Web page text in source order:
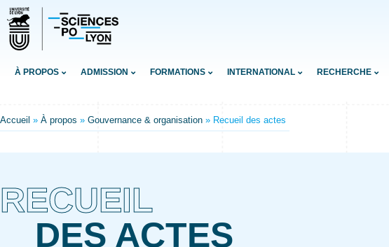
À PROPOS ADMISSION FORMATIONS INTERNATIONAL RECHERCHE
Accueil » À propos » Gouvernance & organisation » Recueil des actes
RECUEIL
DES ACTES